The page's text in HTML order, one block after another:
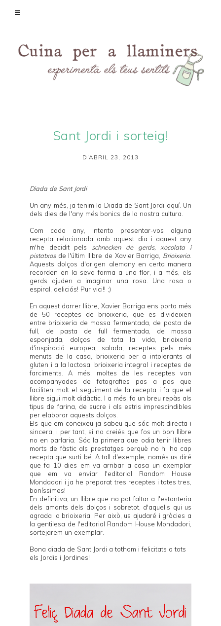
Sant Jordi i sorteig!
D’ABRIL 23, 2013
Diada de Sant Jordi
Un any més, ja tenim la Diada de Sant Jordi aquí. Un
dels dies de l'any més bonics de la nostra cultura.
Com cada any, intento presentar-vos alguna
recepta relacionada amb aquest dia i aquest any
m'he decidit pels schnecken de gerds, xocolata i
pistatxos de l'últim llibre de Xavier Barriga Brioixeria
Aquests dolços d'origen alemany en certa manera
recorden en la seva forma a una flor, i a més, els
gerds ajuden a imaginar una rosa. Una rosa o
espiral, deliciós! Pur vici!! ;)
En aquest darrer llibre, Xavier Barriga ens porta més
de 50 receptes de brioixeria, que es divideixen
entre brioixeria de massa fermentada, de pasta de
full, de pasta de full fermentada, de massa
esponjada, dolços de tota la vida, brioixeria
d'inspiració europea, salada, receptes pels més
menuts de la casa, brioixeria per a intolerants al
gluten i a la lactosa, brioixeria integral i receptes de
farciments. A més, moltes de les receptes van
acompanyades de fotografies pas a pas que
faciliten molt el seguiment de la recepta i fa que el
llibre sigui molt didàctic. I a més, fa un breu repàs als
tipus de farina, de sucre i als estris imprescindibles
per elaborar aquests dolços.
Els que em coneixeu ja sabeu que sóc molt directa i
sincera, i per tant, si no creiés que fos un bon llibre
no en parlaria. Sóc la primera que odia tenir llibres
morts de fàstic als prestatges perquè no hi ha cap
recepta que surti bé. A tall d'exemple, només us diré
que fa 10 dies em va arribar a casa un exemplar
que em va enviar l'editorial Random House
Mondadori i ja he preparat tres receptes i totes tres,
boníssimes!
En definitiva, un llibre que no pot faltar a l'estanteria
dels amants dels dolços i sobretot, d'aquells qui us
agrada la brioixeria. Per això, us ajudaré i gràcies a
la gentilesa de l'editorial Random House Mondadori
sortejarem un exemplar.
Bona diada de Sant Jordi a tothom i felicitats a tots
els Jordis i Jordines!